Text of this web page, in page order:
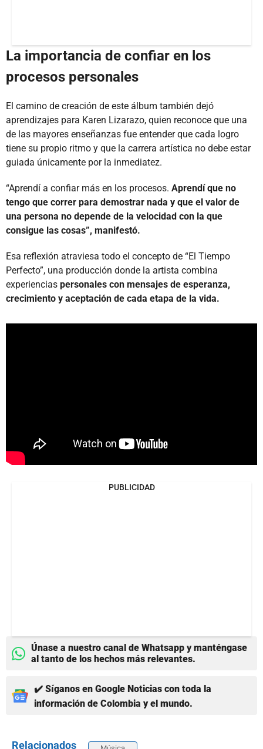
La importancia de confiar en los
procesos personales
El camino de creación de este álbum también dejó
aprendizajes para Karen Lizarazo, quien reconoce que una
de las mayores enseñanzas fue entender que cada logro
tiene su propio ritmo y que la carrera artística no debe estar
guiada únicamente por la inmediatez.
“Aprendí a confiar más en los procesos. Aprendí que no
tengo que correr para demostrar nada y que el valor de
una persona no depende de la velocidad con la que
consigue las cosas”, manifestó.
Esa reflexión atraviesa todo el concepto de “El Tiempo
Perfecto”, una producción donde la artista combina
experiencias personales con mensajes de esperanza,
crecimiento y aceptación de cada etapa de la vida.
PUBLICIDAD
Únase a nuestro canal de Whatsapp y manténgase
al tanto de los hechos más relevantes.
✔️ Síganos en Google Noticias con toda la
información de Colombia y el mundo.
Relacionados